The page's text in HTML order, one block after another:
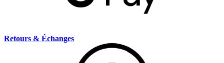
Retours & Échanges